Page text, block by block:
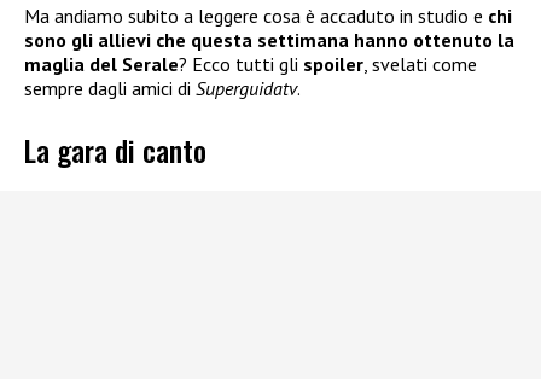
Ma andiamo subito a leggere cosa è accaduto in studio e chi
sono gli allievi che questa settimana hanno ottenuto la
maglia del Serale? Ecco tutti gli spoiler, svelati come
sempre dagli amici di Superguidatv.
La gara di canto